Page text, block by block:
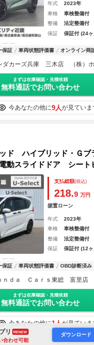
年式 2023年
車検
車検整備付
整備
法定整備付
保証
保証付 (24
保証 車両状態評価書 オンライン商
ダカーズ兵庫 三木店 （株）ホ
まずは在庫確認・見積依頼
無料通話でお問い合わせ
今あなたの他に9人が見ていま
ド ハイブリッド・Ｇ
動スライドドア シー
メラ 前後ドライブレ
ンダセンシング フル
ｅｔｏｏｔｈ
支払総額(税込)
218.9 万円
据置ローン
年式 2023年
車検
車検整備付
整備
法定整備付
保証
保証付 (12
保証 車両状態評価書 OBD診断済み
ｎｄａ Ｃａｒｓ東総 富里店
まずは在庫確認・見積依頼
無料通話でお問い合わせ
今あなたの他に1人が見ていま
リ
RENEW
合わせ可能
ダウンロード